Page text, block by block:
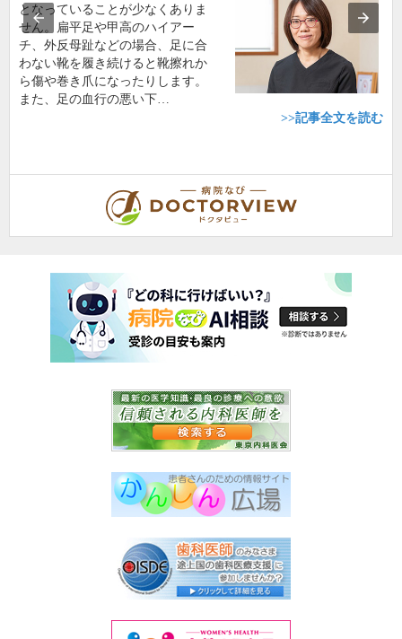
となっていることが少なくありま
せん。扁平足や甲高のハイアー
チ、外反母趾などの場合、足に合
わない靴を履き続けると靴擦れか
ら傷や巻き爪になったりします。
また、足の血行の悪い下…
>>記事全文を読む